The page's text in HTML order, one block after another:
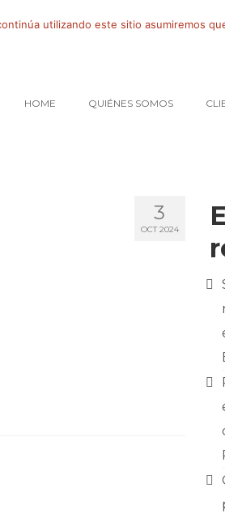
HOME QUIÉNES SOMOS
3
OCT 2024
utilizando este sitio asumiremos